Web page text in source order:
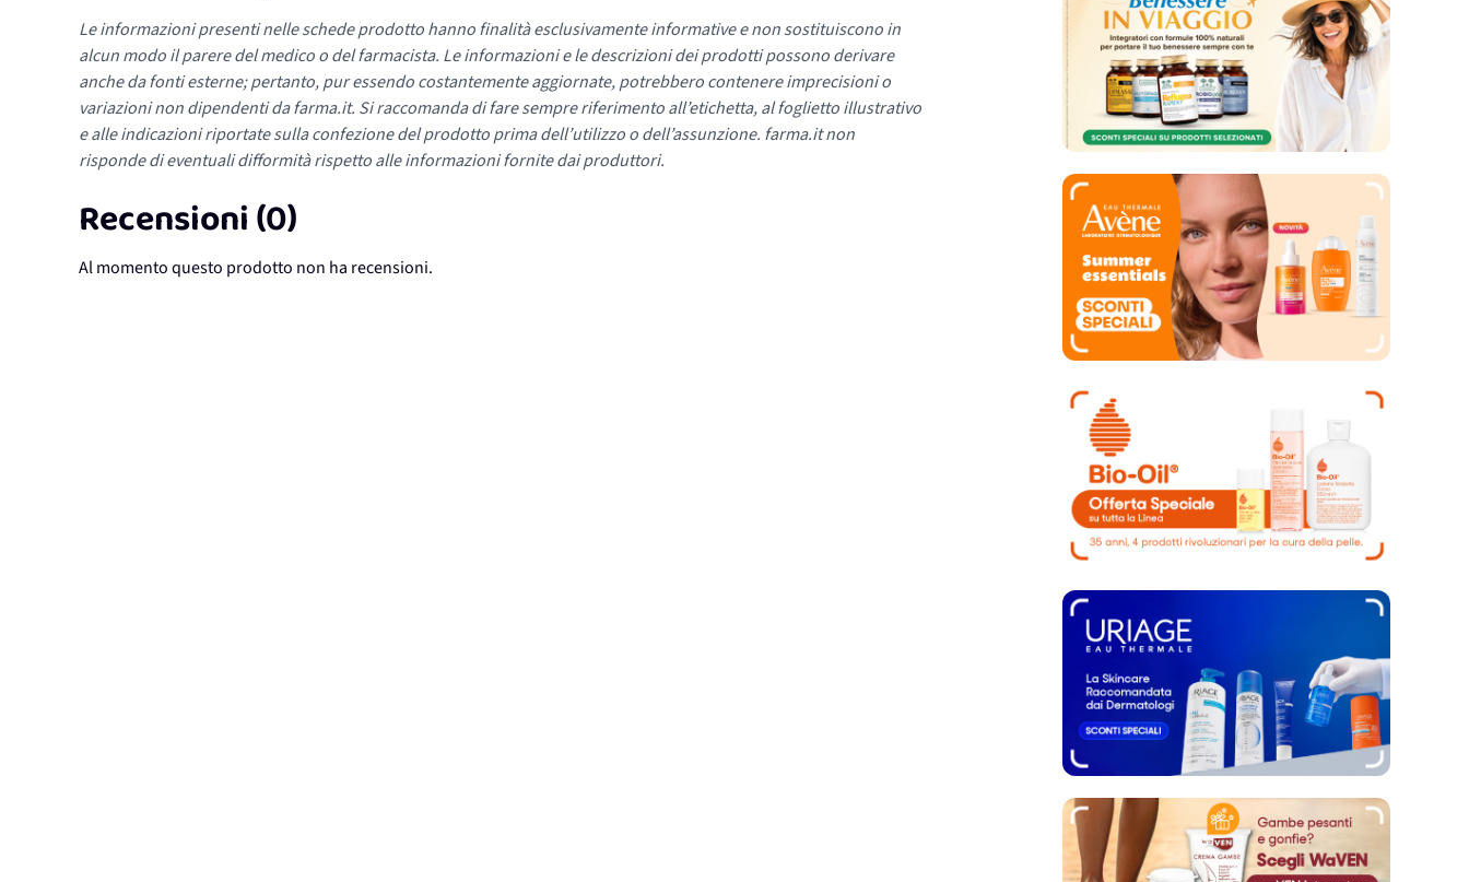
Le informazioni presenti nelle schede prodotto hanno finalità esclusivamente informative e non sostituiscono in
alcun modo il parere del medico o del farmacista. Le informazioni e le descrizioni dei prodotti possono derivare
anche da fonti esterne; pertanto, pur essendo costantemente aggiornate, potrebbero contenere imprecisioni o
variazioni non dipendenti da farma.it. Si raccomanda di fare sempre riferimento all’etichetta, al foglietto illustrativo
e alle indicazioni riportate sulla confezione del prodotto prima dell’utilizzo o dell’assunzione. farma.it non
risponde di eventuali difformità rispetto alle informazioni fornite dai produttori.
Recensioni (0)
Al momento questo prodotto non ha recensioni.